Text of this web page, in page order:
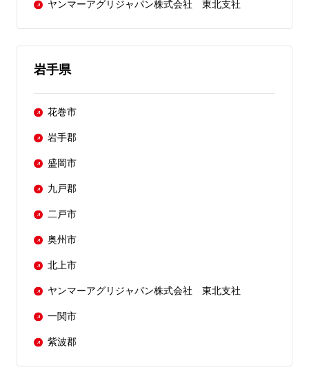
ヤンマーアグリジャパン株式会社 東北支社
岩手県
花巻市
岩手郡
盛岡市
九戸郡
二戸市
奥州市
北上市
ヤンマーアグリジャパン株式会社 東北支社
一関市
紫波郡